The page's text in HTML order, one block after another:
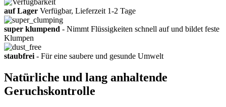
auf Lager Verfügbar, Lieferzeit 1-2 Tage
super klumpend - Nimmt Flüssigkeiten schnell auf und bildet feste
Klumpen
staubfrei - Für eine saubere und gesunde Umwelt
Natürliche und lang anhaltende
Geruchskontrolle